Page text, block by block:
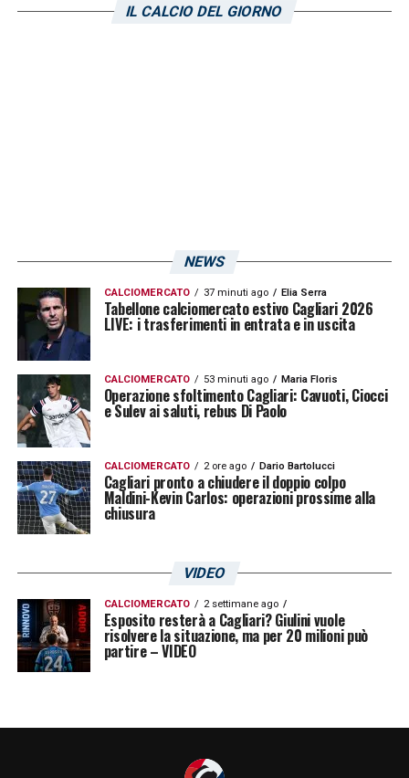
accertamenti strumentali a cui è stato
IL CALCIO DEL GIORNO
NEWS
CALCIOMERCATO 37 minuti ago Elia Serra
Tabellone calciomercato estivo Cagliari 2026
LIVE: i trasferimenti in entrata e in uscita
CALCIOMERCATO 53 minuti ago Maria Floris
Operazione sfoltimento Cagliari: Cavuoti, Ciocci
e Sulev ai saluti, rebus Di Paolo
CALCIOMERCATO 2 ore ago Dario Bartolucci
Cagliari pronto a chiudere il doppio colpo
Maldini-Kevin Carlos: operazioni prossime alla
chiusura
VIDEO
CALCIOMERCATO 2 settimane ago
Esposito resterà a Cagliari? Giulini vuole
risolvere la situazione, ma per 20 milioni può
partire – VIDEO